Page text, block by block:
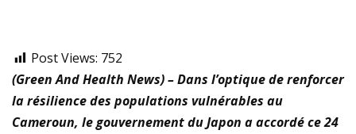
Post Views: 752
(Green And Health News) – Dans l’optique de renforcer
la résilience des populations vulnérables au
Cameroun, le gouvernement du Japon a accordé ce 24